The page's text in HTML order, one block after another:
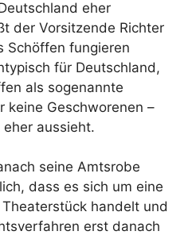
eher
der Vorsitzende Richter
Schöffen fungieren
für Deutschland,
als sogenannte
keine Geschworenen –
aussieht.
seine Amtsrobe
dass es sich um eine
handelt und
erst danach